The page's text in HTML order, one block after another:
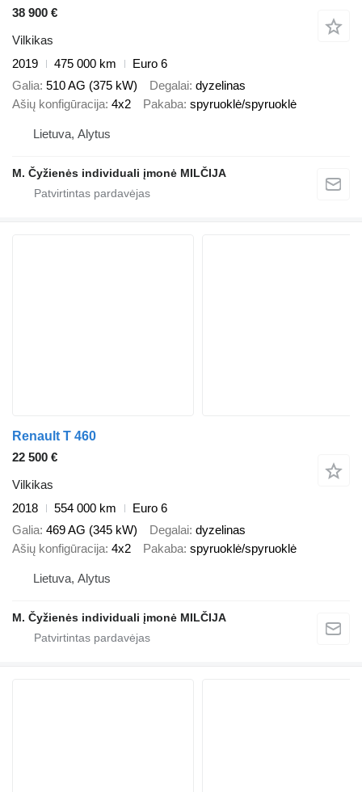
38 900 €
Vilkikas
2019
475 000 km
Euro 6
Galia 510 AG (375 kW) Degalai dyzelinas
Ašių konfigūracija 4x2 Pakaba spyruoklė/spyruoklė
Lietuva, Alytus
M. Čyžienės individuali įmonė MILČIJA
Renault T 460
22 500 €
Vilkikas
2018
554 000 km
Euro 6
Galia 469 AG (345 kW) Degalai dyzelinas
Ašių konfigūracija 4x2 Pakaba spyruoklė/spyruoklė
Lietuva, Alytus
M. Čyžienės individuali įmonė MILČIJA